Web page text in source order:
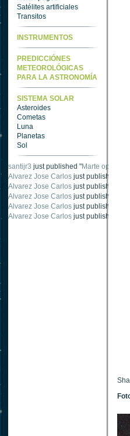
Satélites artificiales
Transitos
INSTRUMENTOS
PREDICCIÓNES
METEOROLÓGICAS
PARA LA ASTRONOMÍA
SISTEMA SOLAR
Asteroides
Cometas
Luna
Planetas
Sol
santijr3 just published "Marte
Alvarez Jose Carlos just published "
Alvarez Jose Carlos just published "
Alvarez Jose Carlos just published "
Alvarez Jose Carlos just published "
Alvarez Jose Carlos just published "